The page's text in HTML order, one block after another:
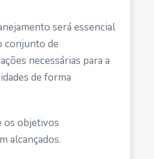
será essencial
conjunto de
necessárias para a
de forma
os objetivos
alcançados.